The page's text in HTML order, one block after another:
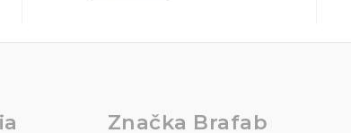
Značka Brafab